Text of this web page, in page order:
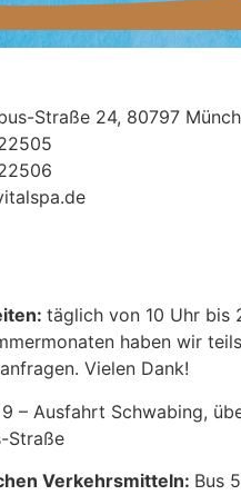
Straße 24, 80797
täglich von 10 Uhr bis
haben wir
Vielen Dank!
– Ausfahrt Schwabing,
Straße
Verkehrsmitteln: Bus